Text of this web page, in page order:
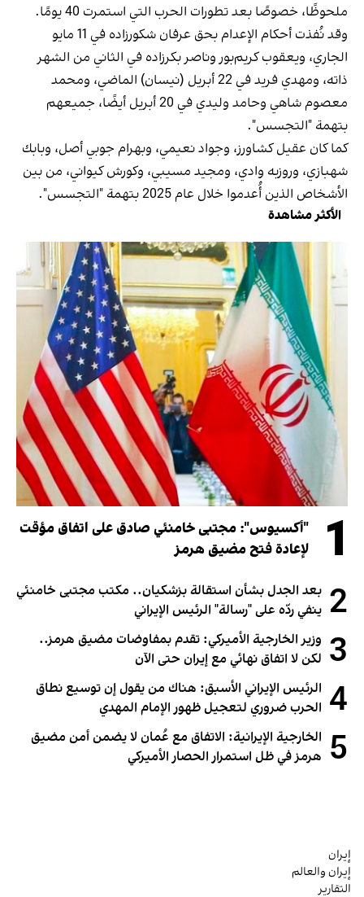
ملحوظًا، خصوصًا بعد تطورات الحرب التي استمرت 40 يومًا.
وقد نُفذت أحكام الإعدام بحق عرفان شكورزاده في 11 مايو
الجاري، ويعقوب كريم‌بور وناصر بكرزاده في الثاني من الشهر
ذاته، ومهدي فريد في 22 أبريل (نيسان) الماضي، ومحمد
معصوم شاهي وحامد وليدي في 20 أبريل أيضًا، جميعهم
بتهمة "التجسس".
كما كان عقيل كشاورز، وجواد نعيمي، وبهرام جوبي أصل، وبابك
شهبازي، وروزبه وادي، ومجيد مسيبي، وكورش كيواني، من بين
الأشخاص الذين أُعدموا خلال عام 2025 بتهمة "التجسس".
الأكثر مشاهدة
1
"أكسيوس": مجتبى خامنئي صادق على اتفاق مؤقت
لإعادة فتح مضيق هرمز
2 بعد الجدل بشأن استقالة بزشكيان.. مكتب مجتبى خامنئي
ينفي ردّه على "رسالة" الرئيس الإيراني
3 وزير الخارجية الأميركي: تقدم بمفاوضات مضيق هرمز..
لكن لا اتفاق نهائي مع إيران حتى الآن
4 الرئيس الإيراني الأسبق: هناك من يقول إن توسيع نطاق
الحرب ضروري لتعجيل ظهور الإمام المهدي
5 الخارجية الإيرانية: الاتفاق مع عُمان لا يضمن أمن مضيق
هرمز في ظل استمرار الحصار الأميركي
إيران
إيران والعالم
التقارير